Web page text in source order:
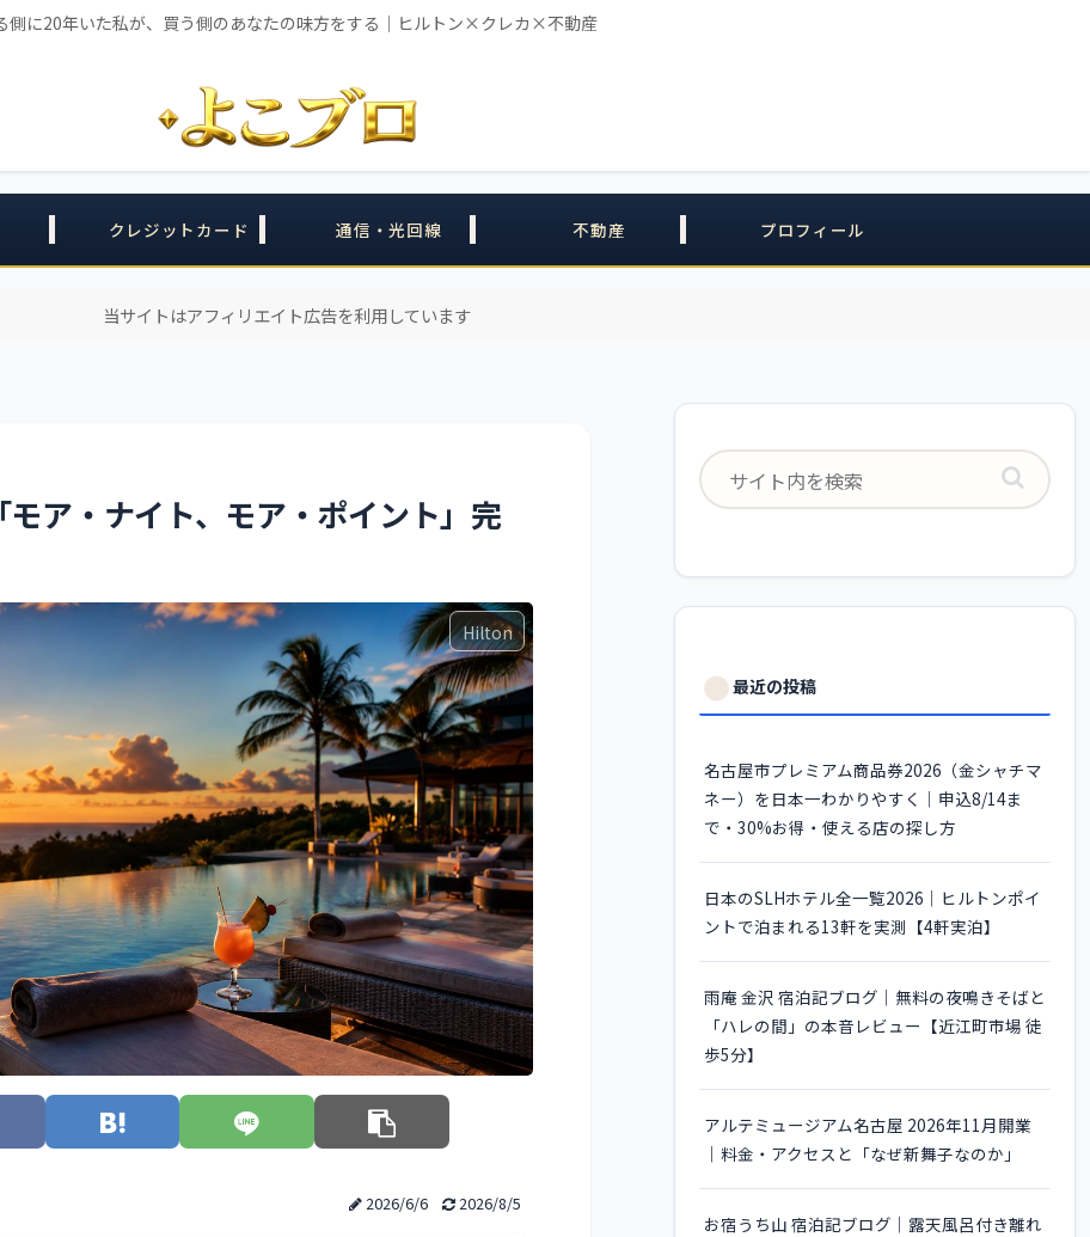
側に20年いた私が、買う側のあなたの味方をする｜ヒルトン×クレカ×不動産
クレジットカード 通信・光回線 不動産 プロフィール
当サイトはアフィリエイト広告を利用しています
モア・ナイト、モア・ポイント」完
Hilton
2026/6/6 2026/8/5
最近の投稿
名古屋市プレミアム商品券2026（金シャチマ
ネー）を日本一わかりやすく｜申込8/14ま
で・30%お得・使える店の探し方
日本のSLHホテル全一覧2026｜ヒルトンポイ
ントで泊まれる13軒を実測【4軒実泊】
雨庵 金沢 宿泊記ブログ｜無料の夜鳴きそばと
「ハレの間」の本音レビュー【近江町市場 徒
歩5分】
アルテミュージアム名古屋 2026年11月開業
｜料金・アクセスと「なぜ新舞子なのか」
お宿うち山 宿泊記ブログ｜露天風呂付き離れ